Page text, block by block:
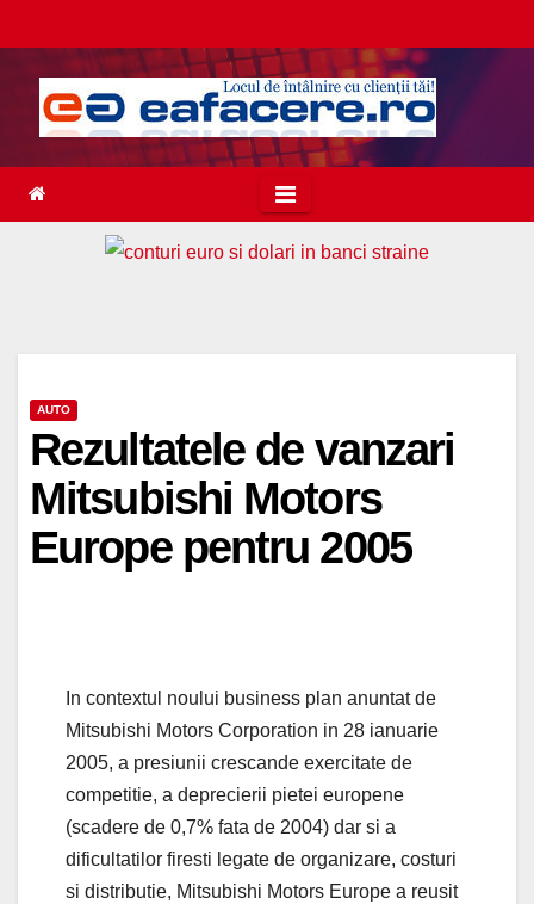
to
AUTO
Rezultatele de vanzari
Mitsubishi Motors
Europe pentru 2005
In contextul noului business plan anuntat de
Mitsubishi Motors Corporation in 28 ianuarie
2005, a presiunii crescande exercitate de
competitie, a deprecierii pietei europene
(scadere de 0,7% fata de 2004) dar si a
dificultatilor firesti legate de organizare, costuri
si distributie, Mitsubishi Motors Europe a reusit